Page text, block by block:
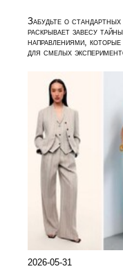
Забудьте о
раскрывает завесу
направлениями,
для смелых
2026-05-31